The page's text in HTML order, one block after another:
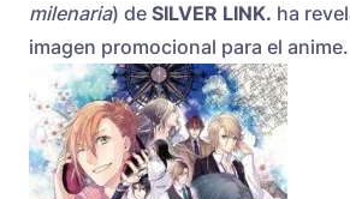
milenaria) de SILVER LINK. ha
imagen promocional para el anime.